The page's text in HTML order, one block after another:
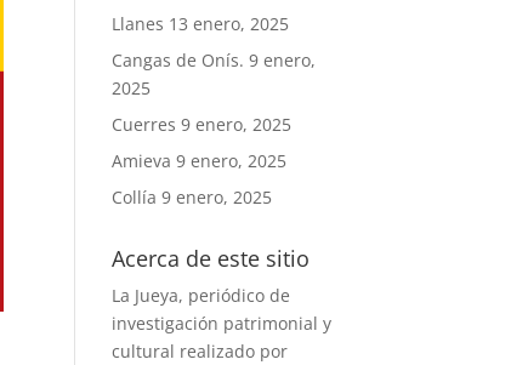
Llanes 13 enero, 2025
Cangas de Onís. 9 enero,
2025
Cuerres 9 enero, 2025
Amieva 9 enero, 2025
Collía 9 enero, 2025
Acerca de este sitio
La Jueya, periódico de
investigación patrimonial y
cultural realizado por